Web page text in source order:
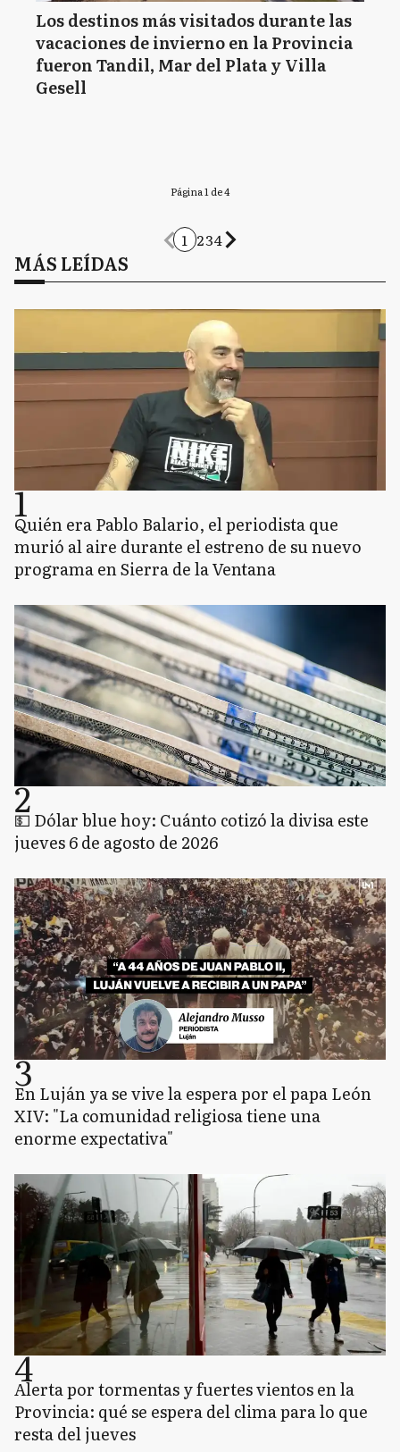
Los destinos más visitados durante las
vacaciones de invierno en la Provincia
fueron Tandil, Mar del Plata y Villa
Gesell
Página 1 de 4
1 234
MÁS LEÍDAS
1
Quién era Pablo Balario, el periodista que
murió al aire durante el estreno de su nuevo
programa en Sierra de la Ventana
2
💵 Dólar blue hoy: Cuánto cotizó la divisa este
jueves 6 de agosto de 2026
3
En Luján ya se vive la espera por el papa León
XIV: "La comunidad religiosa tiene una
enorme expectativa"
4
Alerta por tormentas y fuertes vientos en la
Provincia: qué se espera del clima para lo que
resta del jueves